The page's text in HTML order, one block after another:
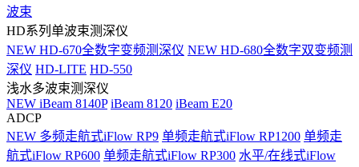
波束
HD系列单波束测深仪
NEW HD-670全数字变频测深仪 NEW HD-680全数字双变频测
深仪 HD-LITE HD-550
浅水多波束测深仪
NEW iBeam 8140P iBeam 8120 iBeam E20
ADCP
NEW 多频走航式iFlow RP9 单频走航式iFlow RP1200 单频走
航式iFlow RP600 单频走航式iFlow RP300 水平/在线式iFlow